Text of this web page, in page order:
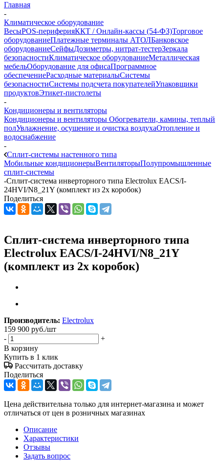
Главная
-
Климатическое оборудование
ВесыPOS-периферияККТ / Онлайн-кассы (54-ФЗ)Торговое
оборудованиеПлатежные терминалы АТОЛБанковское
оборудованиеСейфыДозиметры, нитрат-тестерЗеркала
безопасностиКлиматическое оборудованиеМеталлическая
мебельОборудование для офисаПрограммное
обеспечениеРасходные материалыСистемы
безопасностиСистемы подсчета покупателейУпаковщики
продуктовЭтикет-пистолеты
-
Кондиционеры и вентиляторы
Кондиционеры и вентиляторы Обогреватели, камины, теплый
полУвлажнение, осушение и очистка воздухаОтопление и
водоснабжение
-
Сплит-системы настенного типа
Мобильные кондиционерыВентиляторыПолупромышленные
сплит-системы
-Сплит-система инверторного типа Electrolux EACS/I-
24HVI/N8_21Y (комплект из 2х коробок)
Поделиться
Сплит-система инверторного типа
Electrolux EACS/I-24HVI/N8_21Y
(комплект из 2х коробок)
Производитель: Electrolux
159 900 руб./шт
-
+
В корзину
Купить в 1 клик
Рассчитать доставку
Поделиться
Цена действительна только для интернет-магазина и может
отличаться от цен в розничных магазинах
Описание
Характеристики
Отзывы
Задать вопрос